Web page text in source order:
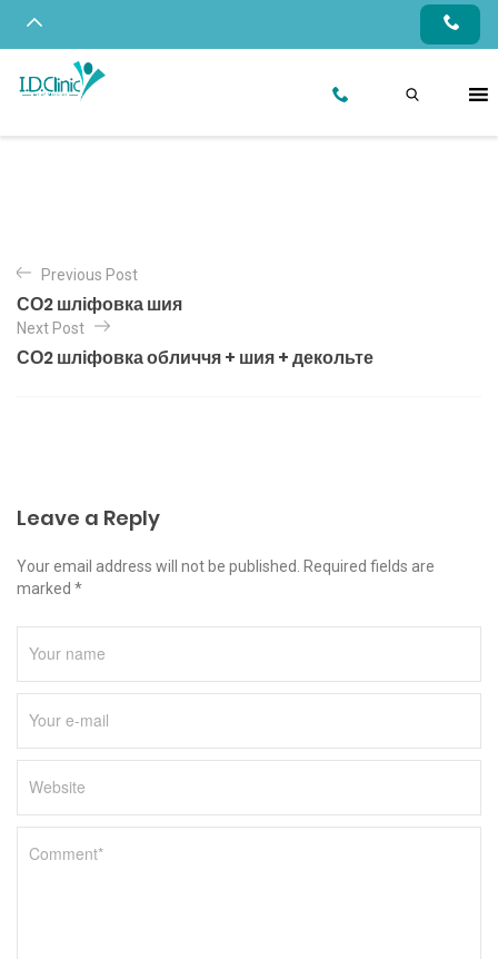
Previous Post
СО2 шліфовка шия
Next Post
СО2 шліфовка обличчя + шия + декольте
Leave a Reply
Your email address will not be published. Required fields are
marked *